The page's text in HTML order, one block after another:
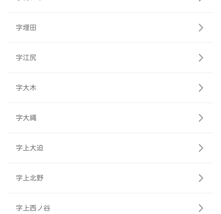
字埋田
字江尻
字大木
字大縄
字上大迫
字上北野
字上西ノ谷